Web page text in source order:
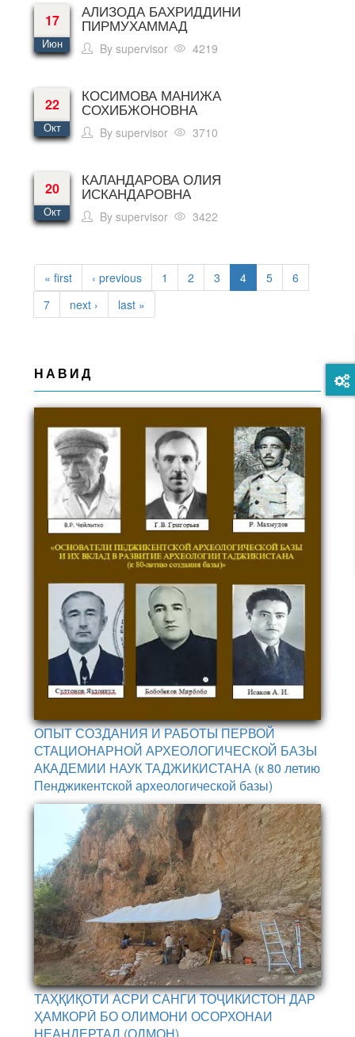
17
Июн
АЛИЗОДА БАХРИДДИНИ
ПИРМУХАММАД
Bysupervisor 4219
22
Окт
КОСИМОВА МАНИЖА
СОХИБЖОНОВНА
Bysupervisor 3710
20
Окт
КАЛАНДАРОВА ОЛИЯ
ИСКАНДАРОВНА
Bysupervisor 3422
PAGES
« first ‹ previous 1 2 3 4 5
6
7
next › last »
НАВИД
ОПЫТ СОЗДАНИЯ И РАБОТЫ ПЕРВОЙ
СТАЦИОНАРНОЙ АРХЕОЛОГИЧЕСКОЙ БАЗЫ
АКАДЕМИИ НАУК ТАДЖИКИСТАНА (к 80 летию
Пенджикентской археологической базы)
ТАҲҚИҚОТИ АСРИ САНГИ ТОҶИКИСТОН ДАР
ҲАМКОРӢ БО ОЛИМОНИ ОСОРХОНАИ